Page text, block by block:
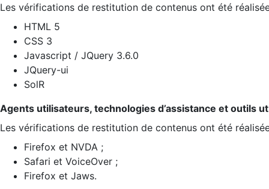
Les vérifications de restitution de contenus ont été
HTML 5
CSS 3
Javascript / JQuery 3.6.0
JQuery-ui
SolR
Agents utilisateurs, technologies d’assistance et outils
Les vérifications de restitution de contenus ont été
Firefox et NVDA ;
Safari et VoiceOver ;
Firefox et Jaws.